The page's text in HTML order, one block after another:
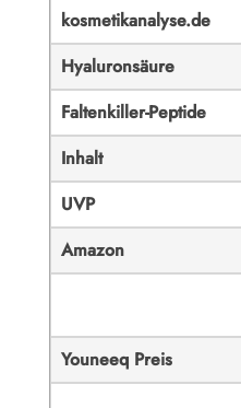
kosmetikanalyse.de
Hyaluronsäure
Faltenkiller-Peptide
Inhalt
UVP
Amazon
Youneeq Preis